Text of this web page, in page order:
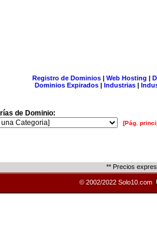
Registro de Dominios| Web Hosting |
Dominios Expirados | Industrias |
de Dominio:
[Pág.
** Precios
© 2002/2022 Solo10.com